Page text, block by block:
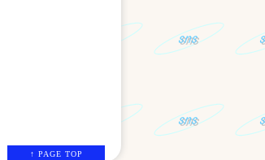
↑ PAGE TOP